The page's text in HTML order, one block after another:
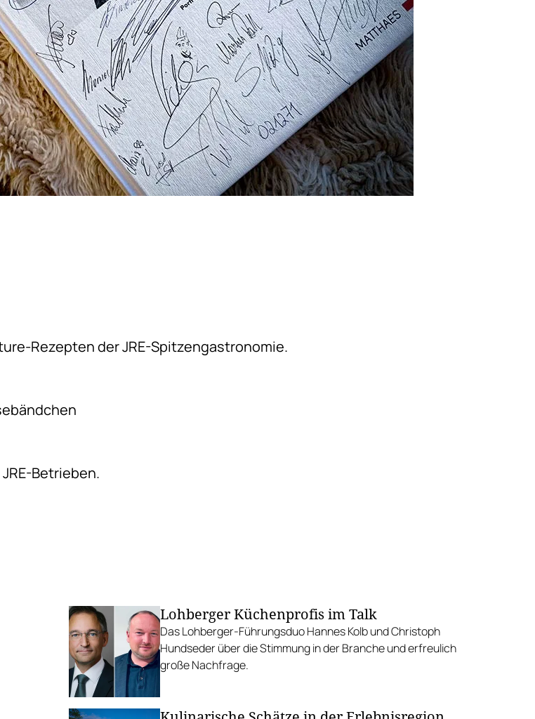
Rezepten der JRE-Spitzengastronomie.
Betrieben.
Lohberger Küchenprofis im Talk
Das Lohberger-Führungsduo Hannes Kolb und Christoph
Hundseder über die Stimmung in der Branche und erfreulich
große Nachfrage.